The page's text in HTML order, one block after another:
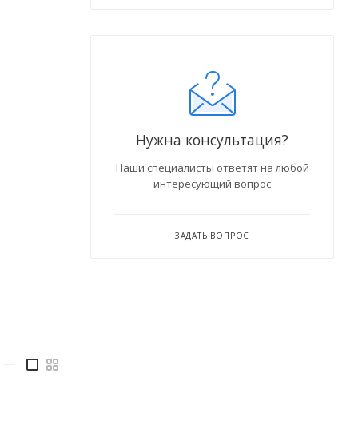
Нужна консультация?
Наши специалисты ответят на любой
интересующий вопрос
ЗАДАТЬ ВОПРОС